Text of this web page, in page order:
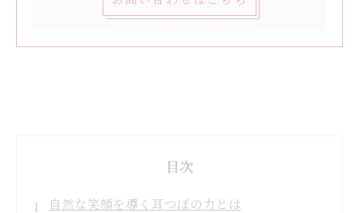
目次
自然な笑顔を導く耳つぼの力とは